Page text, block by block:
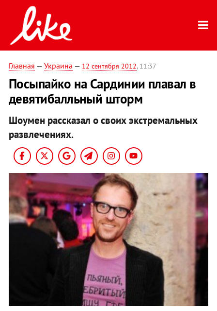
Главная — Украина — 12 сентября 2012, 11:37
Посыпайко на Сардинии плавал в
девятибалльный шторм
Шоумен рассказал о своих экстремальных
развлечениях.